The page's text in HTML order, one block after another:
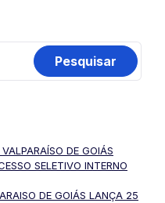
DE GOIÁS
SELETIVO INTERNO
DE GOIÁS LANÇA 25